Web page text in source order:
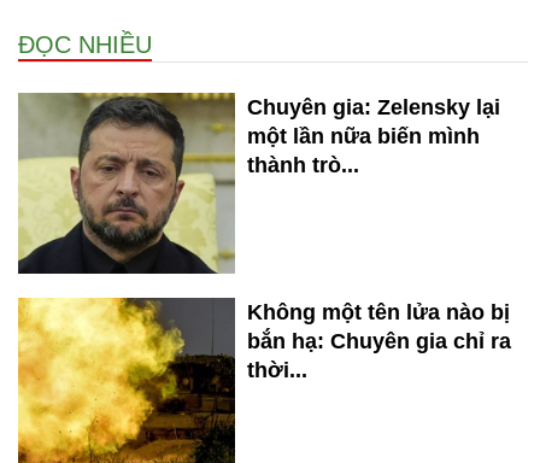
ĐỌC NHIỀU
Chuyên gia: Zelensky lại
một lần nữa biến mình
thành trò...
Không một tên lửa nào bị
bắn hạ: Chuyên gia chỉ ra
thời...